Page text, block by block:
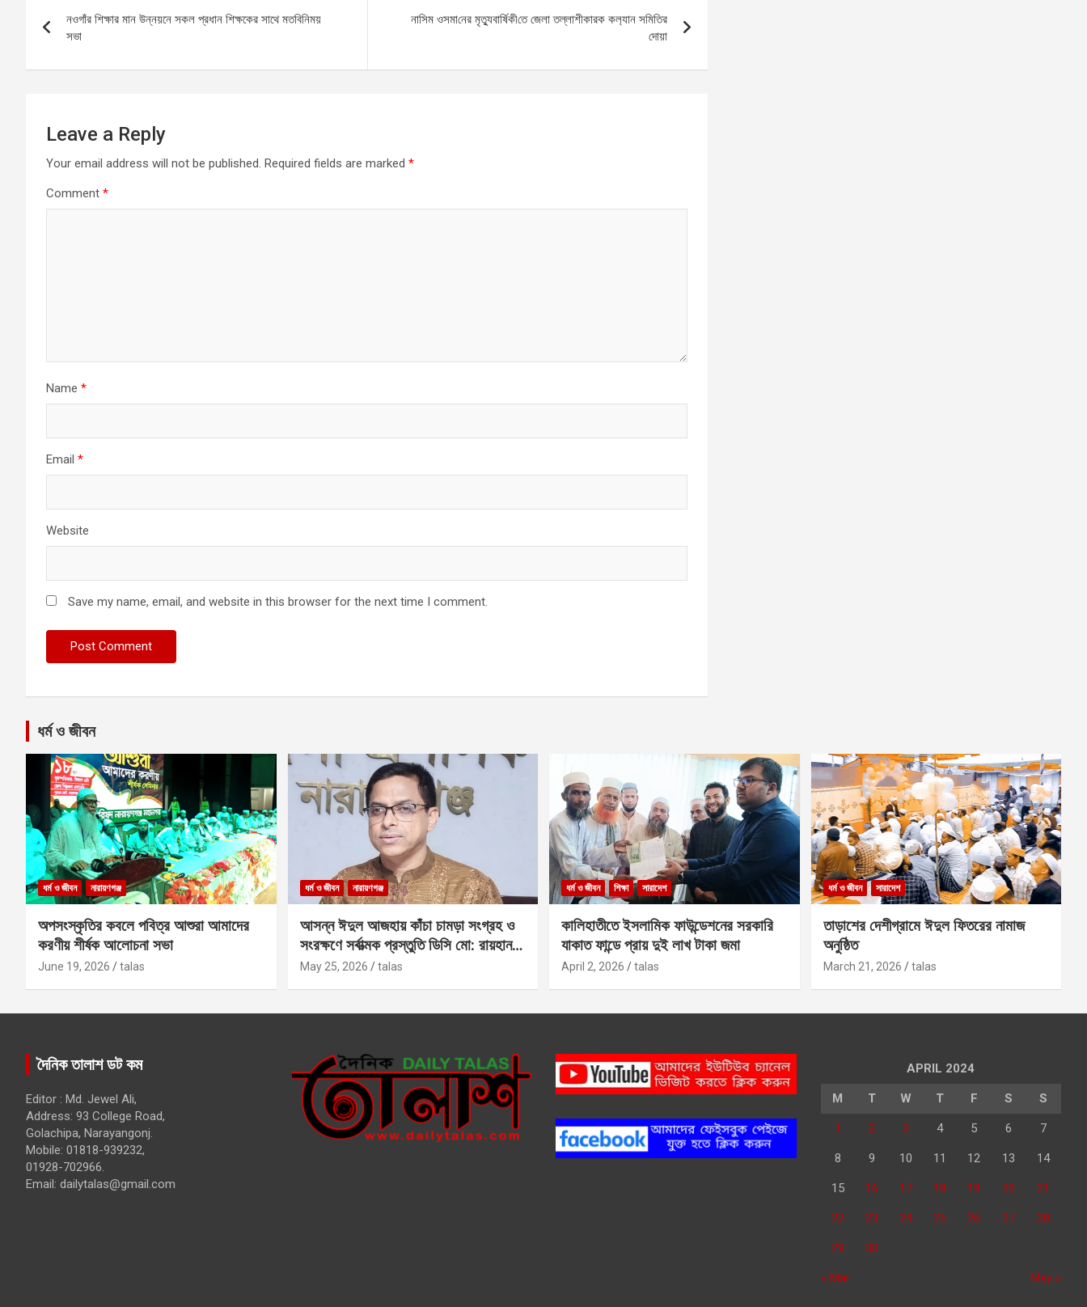
o
o
k
A
p
g
navigation
নওগাঁর শিক্ষার মান উন্নয়নে সকল প্রধান শিক্ষকের সাথে মতবিনিময়
সভা
না‌সিম ওসমা‌নের মৃত‌্যুবা‌র্ষিকী‌তে জেলা তল্লাশীকারক কল‌্যান স‌মি‌তির
দোয়া
Leave a Reply
Your email address will not be published. Required fields are marked *
Comment *
Name *
Email *
Website
Save my name, email, and website in this browser for the next time I comment.
ধর্ম ও জীবন
ধর্ম ও জীবন নারায়ণগঞ্জ
অপসংস্কৃতির কবলে পবিত্র আশুরা আমাদের
করণীয় শীর্ষক আলোচনা সভা
June 19, 2026 talas
ধর্ম ও জীবন নারায়ণগঞ্জ
আসন্ন ঈদুল আজহায় কাঁচা চামড়া সংগ্রহ ও
সংরক্ষণে সর্বাত্মক প্রস্তুতি ডিসি মো: রায়হান
কবির
May 25, 2026 talas
ধর্ম ও জীবন শিক্ষা সারাদেশ
কালিহাতীতে ইসলামিক ফাউন্ডেশনের সরকারি
যাকাত ফান্ডে প্রায় দুই লাখ টাকা জমা
April 2, 2026 talas
ধর্ম ও জীবন সারাদেশ
তাড়াশের দেশীগ্রামে ঈদুল ফিতরের নামাজ
অনুষ্ঠিত
March 21, 2026 talas
দৈনিক তালাশ ডট কম
Editor : Md. Jewel Ali,
Address: 93 College Road,
Golachipa, Narayangonj.
Mobile: 01818-939232,
01928-702966.
Email: dailytalas@gmail.com
APRIL 2024
M T W T F S S
1 2 3 4 5 6 7
8 9 10 11 12 13 14
15 16 17 18 19 20 21
22 23 24 25 26 27 28
29 30
« Mar May »